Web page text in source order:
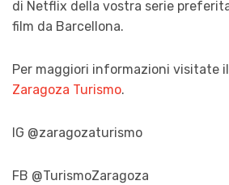
di Netflix della vostra serie
film da Barcellona.
Per maggiori informazioni visitate
Zaragoza Turismo.
IG @zaragozaturismo
FB @TurismoZaragoza